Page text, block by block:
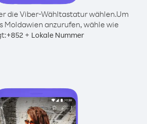
die Viber-Wähltastatur wählen.Um
Moldawien anzurufen, wähle wie
+852 + Lokale Nummer